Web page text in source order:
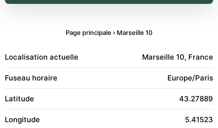
Page principale › Marseille 10
Localisation actuelle Marseille 10, France
Fuseau horaire Europe/Paris
Latitude 43.27889
Longitude 5.41523